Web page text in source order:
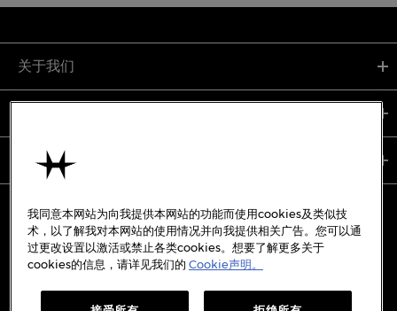
关于我们
使用条款
备案号:沪ICP备19045273号-7
我同意本网站为向我提供本网站的功能而使用cookies及类似技
术，以了解我对本网站的使用情况并向我提供相关广告。您可以通
过更改设置以激活或禁止各类cookies。想要了解更多关于
cookies的信息，请详见我们的 Cookie声明。